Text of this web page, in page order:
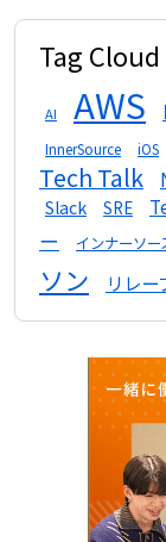
Tag Cloud
AI AWS
InnerSource iOS
Tech Talk
Slack SRE
ー
インナーソー
ソン
リレー